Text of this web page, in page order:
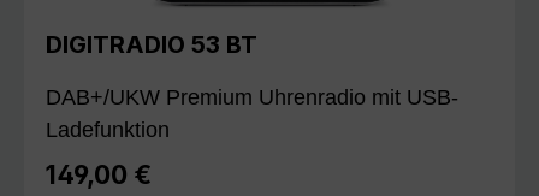
DIGITRADIO 53 BT
DAB+/UKW Premium Uhrenradio mit USB-
Ladefunktion
Regulärer Preis:
149,00 €